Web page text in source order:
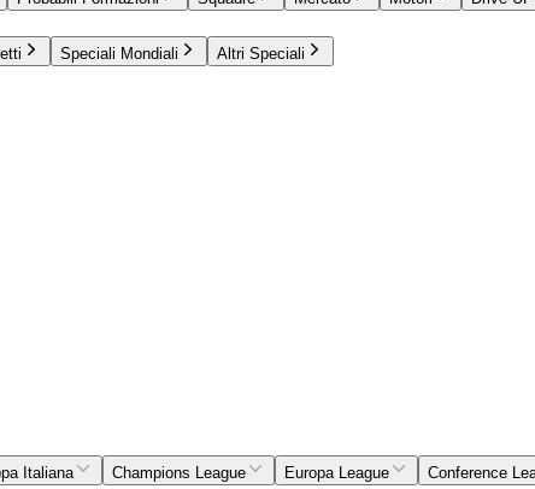
Speciali Mondiali Altri Speciali
Italiana Champions League Europa League Conference